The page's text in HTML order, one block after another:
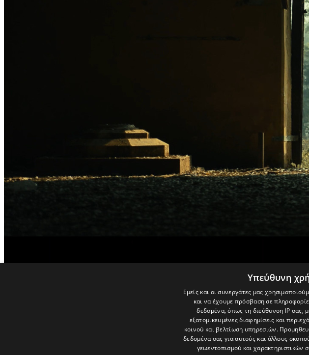
Υπεύθυνη
Εμείς και οι συνεργάτες μας
και να έχουμε πρόσβαση σε
δεδομένα, όπως τη διεύθυνση IP σας,
εξατομικευμένες διαφημίσεις και
κοινού και βελτίωση υπηρεσιών.
δεδομένα σας για αυτούς και άλλους
γεωεντοπισμού και χαρακτηριστικών